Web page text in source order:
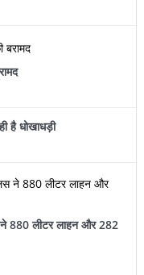
है धोखाधड़ी
880 लीटर लाहन और 282